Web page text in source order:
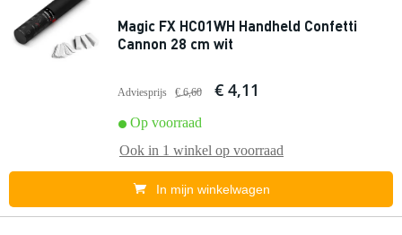
Magic FX HC01WH Handheld Confetti
Cannon 28 cm wit
Adviesprijs € 6,60 € 4,11
Op voorraad
Ook in 1 winkel op voorraad
In mijn winkelwagen